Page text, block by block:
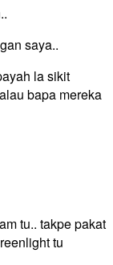
saya..
la sikit
bapa mereka
tu.. takpe pakat
tu